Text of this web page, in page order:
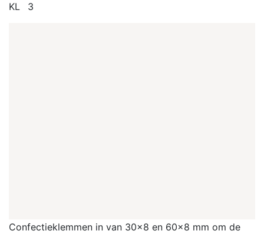
KL 3
Confectieklemmen in van 30x8 en 60x8 mm om de